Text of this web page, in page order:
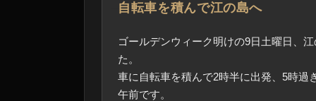
自転車を積んで江の島へ
―
ゴールデンウィーク明けの9日土曜日、
た。
車に自転車を積んで2時半に出発、5時過
午前です。